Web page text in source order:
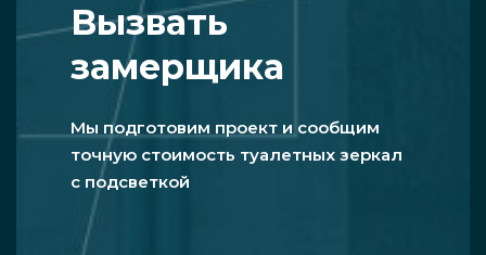
Вызвать
замерщика
Мы подготовим проект и сообщим
точную стоимость туалетных зеркал
с подсветкой